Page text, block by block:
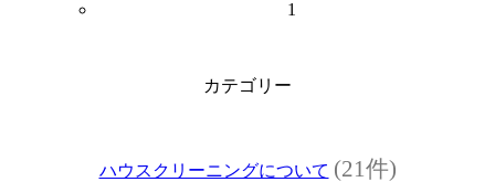
1
カテゴリー
ハウスクリーニングについて (21件)